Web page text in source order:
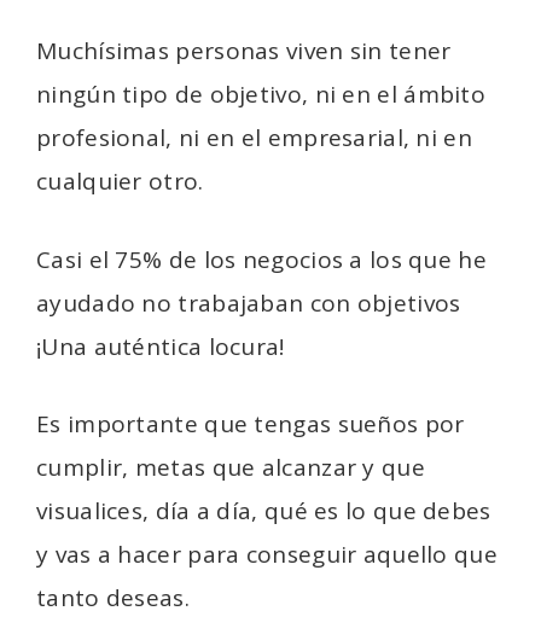
Muchísimas personas viven sin tener
ningún tipo de objetivo, ni en el ámbito
profesional, ni en el empresarial, ni en
cualquier otro.
Casi el 75% de los negocios a los que he
ayudado no trabajaban con objetivos
¡Una auténtica locura!
Es importante que tengas sueños por
cumplir, metas que alcanzar y que
visualices, día a día, qué es lo que debes
y vas a hacer para conseguir aquello que
tanto deseas.